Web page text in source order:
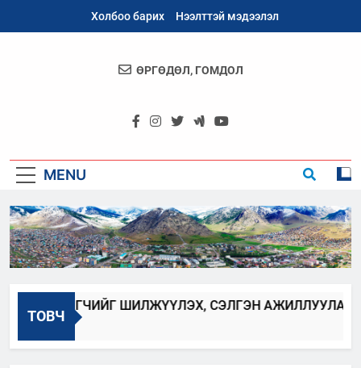
Холбоо барих Нээлттэй мэдээлэл
Архангай
ӨРГӨДӨЛ, ГОМДОЛ
MENU
ТОВЧ
ХААГЧИЙГ ШИЛЖҮҮЛЭХ, СЭЛГЭН АЖИЛЛУУЛАХ ЗАР